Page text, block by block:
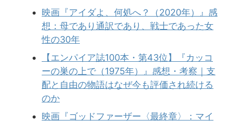
映画『アイダよ、何処へ？（2020年）』感
想：母であり通訳であり、戦士であった女
性の30年
【エンパイア誌100本・第43位】『カッコ
ーの巣の上で（1975年）』感想・考察｜支
配と自由の物語はなぜ今も評価され続ける
のか
映画『ゴッドファーザー〈最終章〉：マイ